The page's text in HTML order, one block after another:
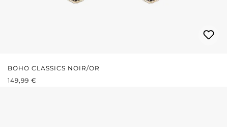
BOHO CLASSICS NOIR/OR
PRIX RÉGULIER :
149,99 €